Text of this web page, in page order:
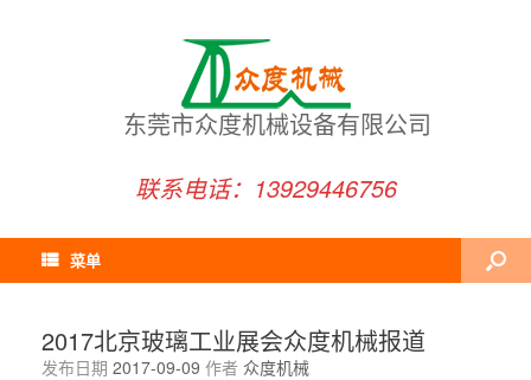
东莞市众度机械设备有限公司
联系电话：13929446756
菜单
2017北京玻璃工业展会众度机械报道
发布日期 2017-09-09 作者 众度机械